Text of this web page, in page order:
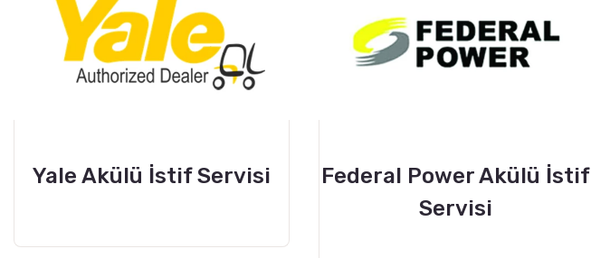
Yale Akülü İstif Servisi
Federal Power Akülü İstif
Servisi